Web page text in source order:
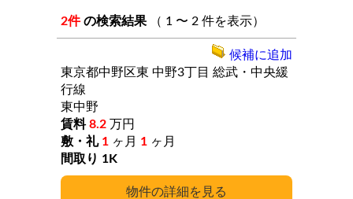
2件 の検索結果 （ 1 〜 2 件を表示）
詳細
東京都中野区東 中野3丁目 総武・中央緩
行線
東中野
8.2 万円
1 ヶ月 1 ヶ月
1K
候補に追加